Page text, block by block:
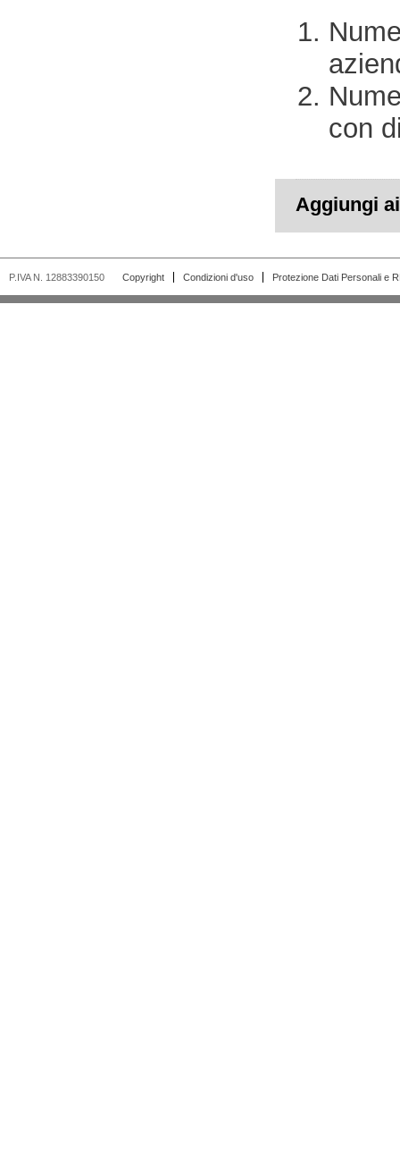
con
Aggiungi
P.IVA N. 12883390150 Copyright Condizioni d'uso Protezione Dati Personali e